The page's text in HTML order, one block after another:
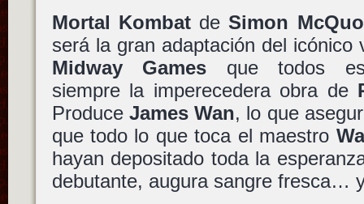
Mortal KombatdeSimon
será la gran adaptación del icónico
Midway Games que todos
siempre la imperecedera obra de
Produce James Wan, lo que
que todo lo que toca el maestro
hayan depositado toda la
debutante, augura sangre fresca…